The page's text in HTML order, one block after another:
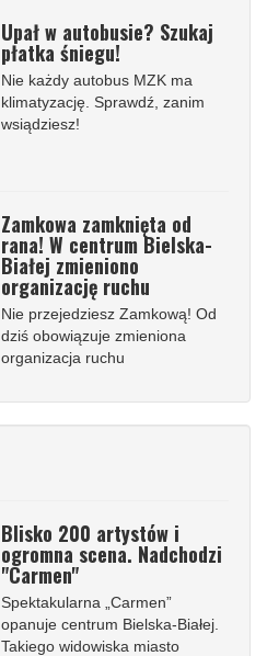
Upał w autobusie? Szukaj
płatka śniegu!
Nie każdy autobus MZK ma
klimatyzację. Sprawdź, zanim
wsiądziesz!
Zamkowa zamknięta od
rana! W centrum Bielska-
Białej zmieniono
organizację ruchu
Nie przejedziesz Zamkową! Od
dziś obowiązuje zmieniona
organizacja ruchu
Blisko 200 artystów i
ogromna scena. Nadchodzi
"Carmen"
Spektakularna „Carmen”
opanuje centrum Bielska-Białej.
Takiego widowiska miasto